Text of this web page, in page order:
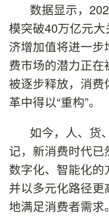
数据显示，
模突破40万亿元
济增加值将进一
费市场的潜力正
被逐步释放，消
革中得以“重构”。
如今，人、货
记，新消费时代
数字化、智能化的
并以多元化路径
地满足消费者需求。